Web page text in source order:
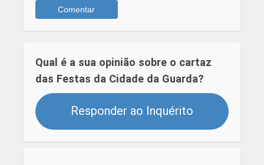
Qual é a sua opinião sobre o cartaz
das Festas da Cidade da Guarda?
Responder ao Inquérito